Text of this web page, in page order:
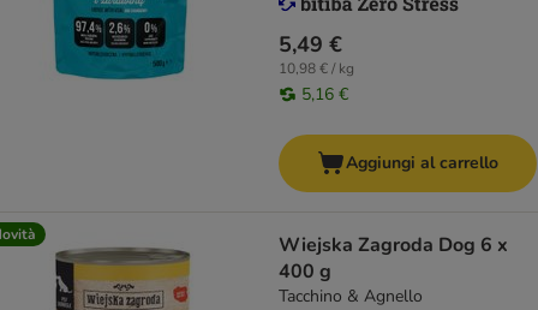
5,49 €
10,98 € / kg
5,16 €
Aggiungi al carrello
Wiejska Zagroda Dog 6 x
400 g
Tacchino & Agnello